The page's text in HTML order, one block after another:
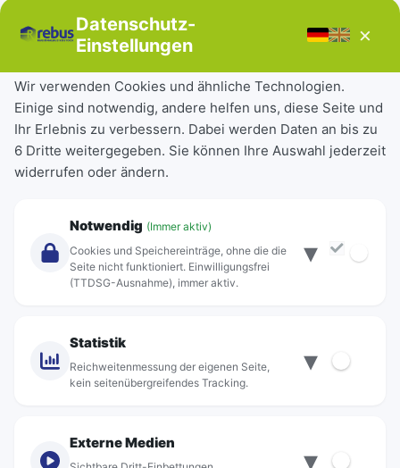
Störungen
Tickets & Tarife
Deutschlandticket
Schülerkarte
Einzeltickets
Abonnements
Über Rebus
Standorte
Datenschutz-
Einstellungen
×
Wir verwenden Cookies und ähnliche Technologien.
Einige sind notwendig, andere helfen uns, diese Seite und
Ihr Erlebnis zu verbessern. Dabei werden Daten an bis zu
6 Dritte weitergegeben. Sie können Ihre Auswahl jederzeit
widerrufen oder ändern.
Notwendig (Immer aktiv)
Cookies und Speichereinträge, ohne die die
Seite nicht funktioniert. Einwilligungsfrei
(TTDSG-Ausnahme), immer aktiv.
▾
Statistik
Reichweitenmessung der eigenen Seite,
kein seitenübergreifendes Tracking.
▾
Externe Medien
▾